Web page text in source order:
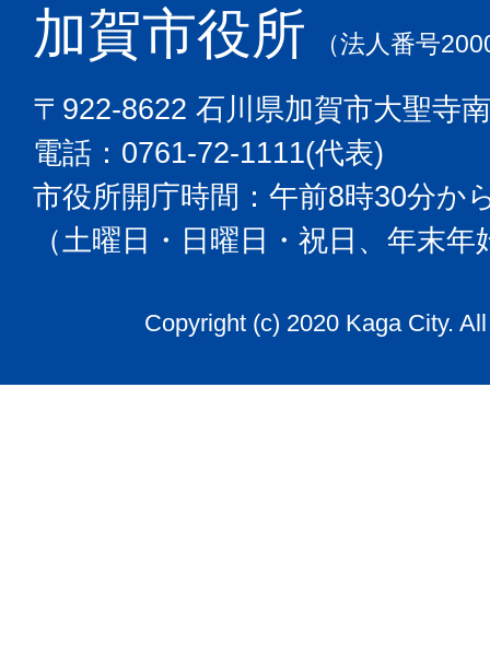
加賀市役所 （法人番号
〒922-8622 石川県加賀市大聖寺
電話：0761-72-1111(代表)
市役所開庁時間：午前8時30分か
（土曜日・日曜日・祝日、年末
Copyright (c) 2020 Kaga City.